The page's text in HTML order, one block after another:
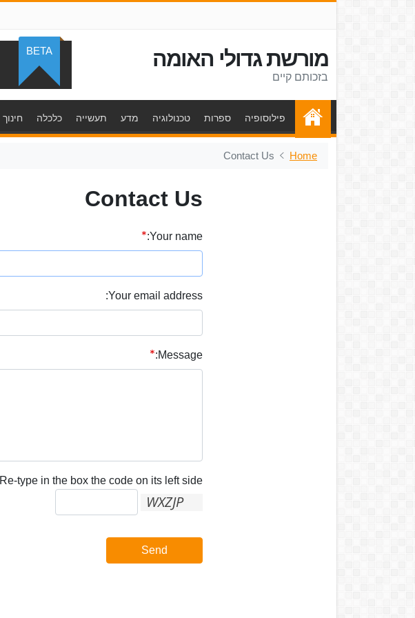
מורשת גדולי האומה
בזכותם קיים
BETA
פילוסופיה ספרות טכנולוגיה מדע תעשייה כלכלה חינוך
Home
Contact Us
Contact Us
Your name:
Your email address:
Message:
Re-type in the box the code on its left side:
Send